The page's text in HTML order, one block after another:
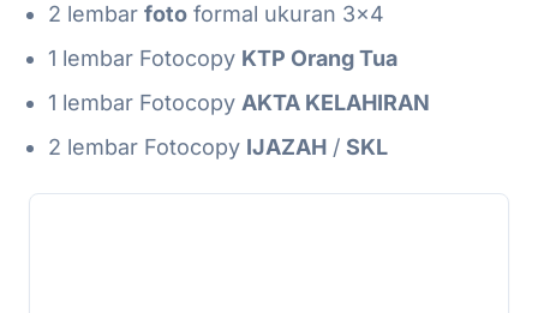
2 lembar foto formal ukuran 3x4
1 lembar Fotocopy KTP Orang Tua
1 lembar Fotocopy AKTA KELAHIRAN
2 lembar Fotocopy IJAZAH / SKL